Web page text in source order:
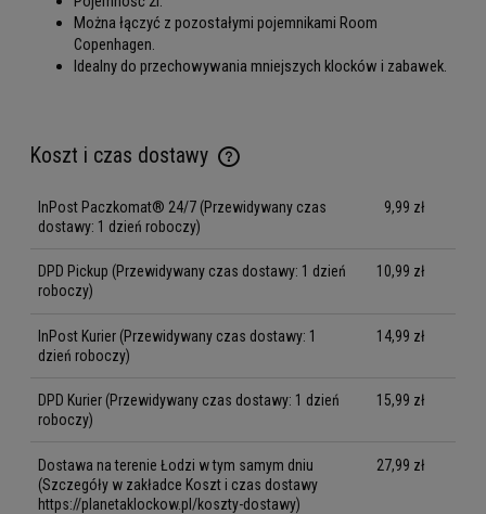
Można łączyć z pozostałymi pojemnikami Room
Copenhagen.
Idealny do przechowywania mniejszych klocków i zabawek.
Koszt i czas dostawy
Cena nie zawiera ewentualnych kosztów płatności
InPost Paczkomat® 24/7 (Przewidywany czas
dostawy: 1 dzień roboczy)
9,99 zł
DPD Pickup (Przewidywany czas dostawy: 1 dzień
roboczy)
10,99 zł
InPost Kurier (Przewidywany czas dostawy: 1
dzień roboczy)
14,99 zł
DPD Kurier (Przewidywany czas dostawy: 1 dzień
roboczy)
15,99 zł
Dostawa na terenie Łodzi w tym samym dniu
(Szczegóły w zakładce Koszt i czas dostawy
https://planetaklockow.pl/koszty-dostawy)
27,99 zł